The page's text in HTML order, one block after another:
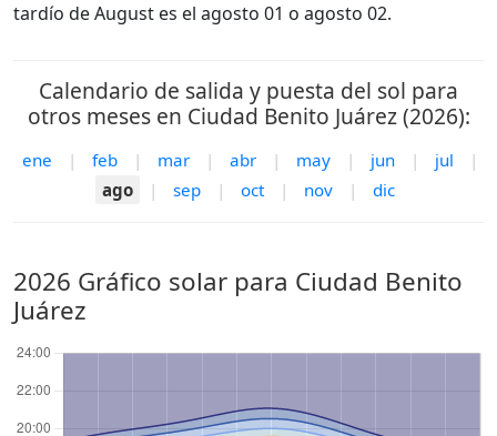
tardío de August es el agosto 01 o agosto 02.
Calendario de salida y puesta del sol para
otros meses en Ciudad Benito Juárez (2026):
ene | feb | mar | abr | may | jun | jul
|
ago
| sep | oct | nov | dic
2026 Gráfico solar para Ciudad Benito
Juárez